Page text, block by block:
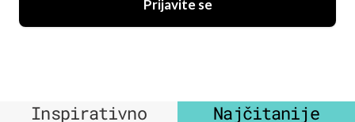
Prijavite se
Inspirativno
Najčitanije